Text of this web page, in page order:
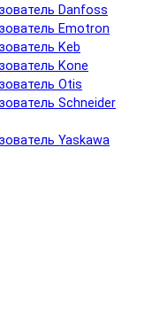
Danfoss
Emotron
Keb
Kone
Otis
Schneider
Yaskawa